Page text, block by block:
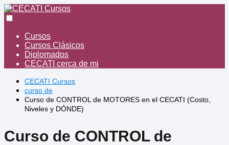
Cursos
Cursos Clásicos
Diplomados
CECATI cerca de mi
CECATI Cursos
curso de
Curso de CONTROL de MOTORES en el CECATI (Costo,
Niveles y DÓNDE)
Curso de CONTROL de